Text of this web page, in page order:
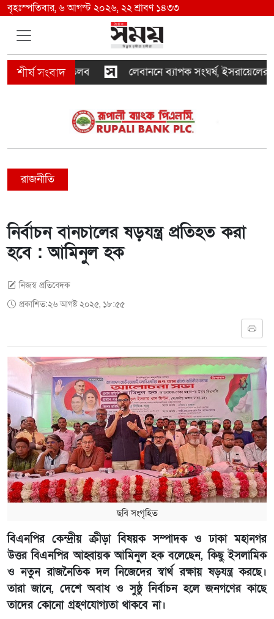
বৃহঃস্পতিবার, ৬ আগস্ট ২০২৬, ২২ শ্রাবণ ১৪৩৩
আদালতে তলব লেবাননে ব্যাপক সংঘর্ষ, ইসরায়েলের দুই
রাজনীতি
নির্বাচন বানচালের ষড়যন্ত্র প্রতিহত করা
হবে : আমিনুল হক
নিজস্ব প্রতিবেদক
প্রকাশিত:২৬ আগষ্ট ২০২৫, ১৮:৫৫
ছবি ‍সংগৃহিত
বিএনপির কেন্দ্রীয় ক্রীড়া বিষয়ক সম্পাদক ও ঢাকা মহানগর
উত্তর বিএনপির আহ্বায়ক আমিনুল হক বলেছেন, কিছু ইসলামিক
ও নতুন রাজনৈতিক দল নিজেদের স্বার্থ রক্ষায় ষড়যন্ত্র করছে।
তারা জানে, দেশে অবাধ ও সুষ্ঠু নির্বাচন হলে জনগণের কাছে
তাদের কোনো গ্রহণযোগ্যতা থাকবে না।